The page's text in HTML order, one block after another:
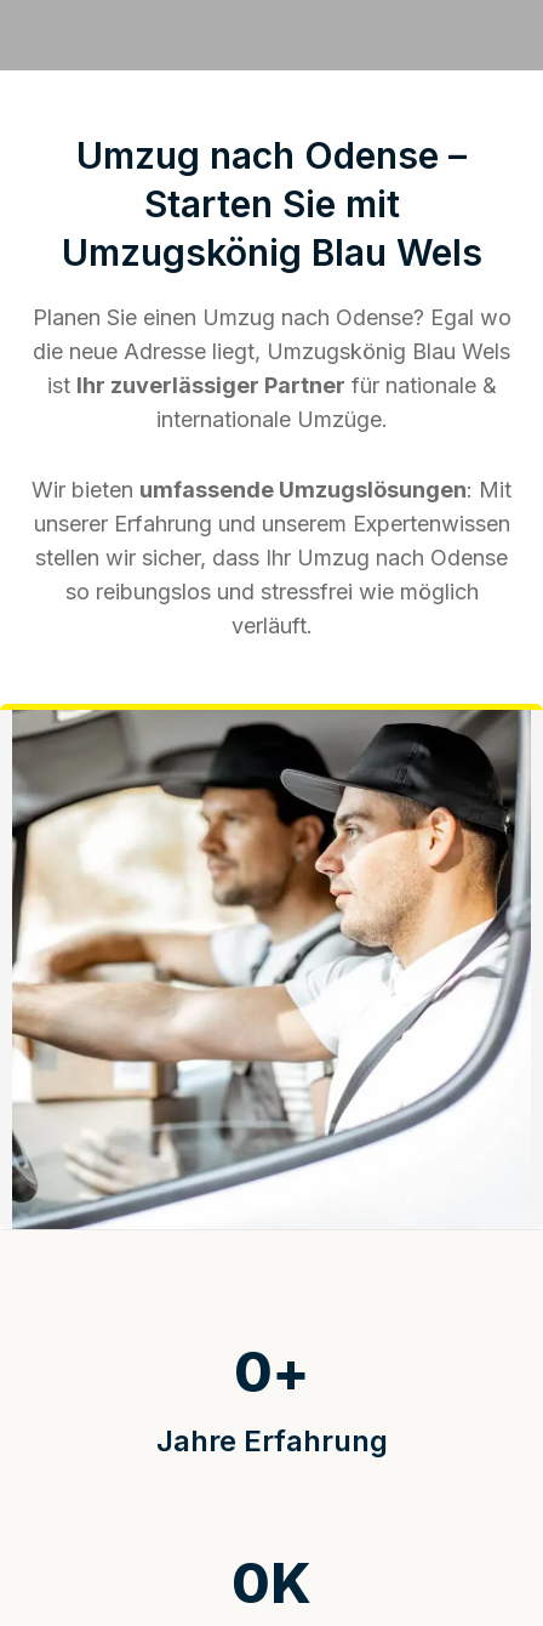
Umzug nach Odense –
Starten Sie mit
Umzugskönig Blau Wels
Planen Sie einen Umzug nach Odense? Egal wo
die neue Adresse liegt, Umzugskönig Blau Wels
ist Ihr zuverlässiger Partner für nationale &
internationale Umzüge.
Wir bieten umfassende Umzugslösungen: Mit
unserer Erfahrung und unserem Expertenwissen
stellen wir sicher, dass Ihr Umzug nach Odense
so reibungslos und stressfrei wie möglich
verläuft.
Jahre Erfahrung
0+
0K